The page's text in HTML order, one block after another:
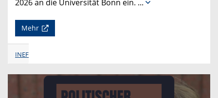
2026 an die Universität Bonn ein. ...
Mehr
INEF